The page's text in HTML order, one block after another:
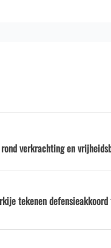
verkrachting en
tekenen